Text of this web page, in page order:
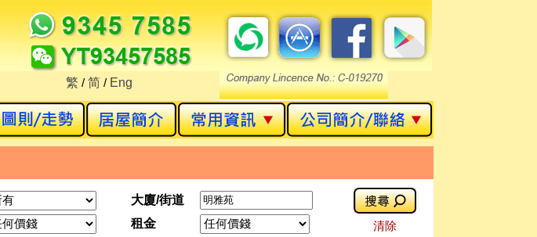
繁 / 简 / Eng
大廈/街道
租金
清除